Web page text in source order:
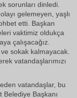
sorunları dinledi.
gelemeyen, yaşlı
etti. Başkan
vaktimiz oldukça
çalışacağız.
sokak kalmayacak.
vatandaşlarımızı
vatandaşlar, bu
Belediye Başkanı